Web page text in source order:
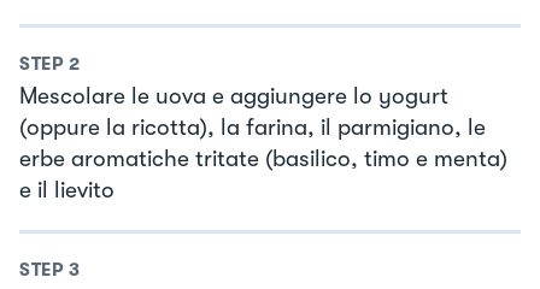
STEP 2
Mescolare le uova e aggiungere lo yogurt
(oppure la ricotta), la farina, il parmigiano, le
erbe aromatiche tritate (basilico, timo e menta)
e il lievito
STEP 3